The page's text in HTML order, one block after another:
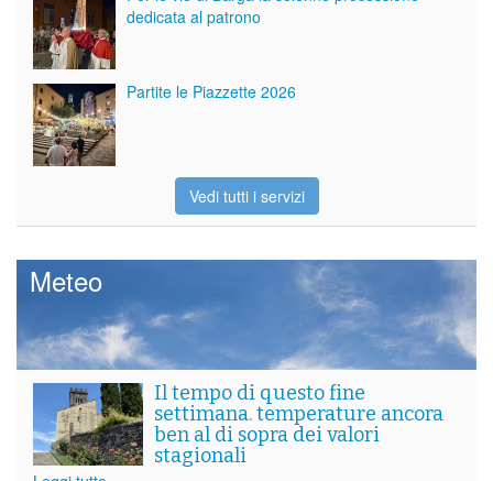
dedicata al patrono
Partite le Piazzette 2026
Vedi tutti i servizi
Meteo
Il tempo di questo fine
settimana. temperature ancora
ben al di sopra dei valori
stagionali